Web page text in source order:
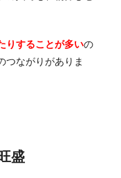
りすることが多いの
つながりがありま
盛